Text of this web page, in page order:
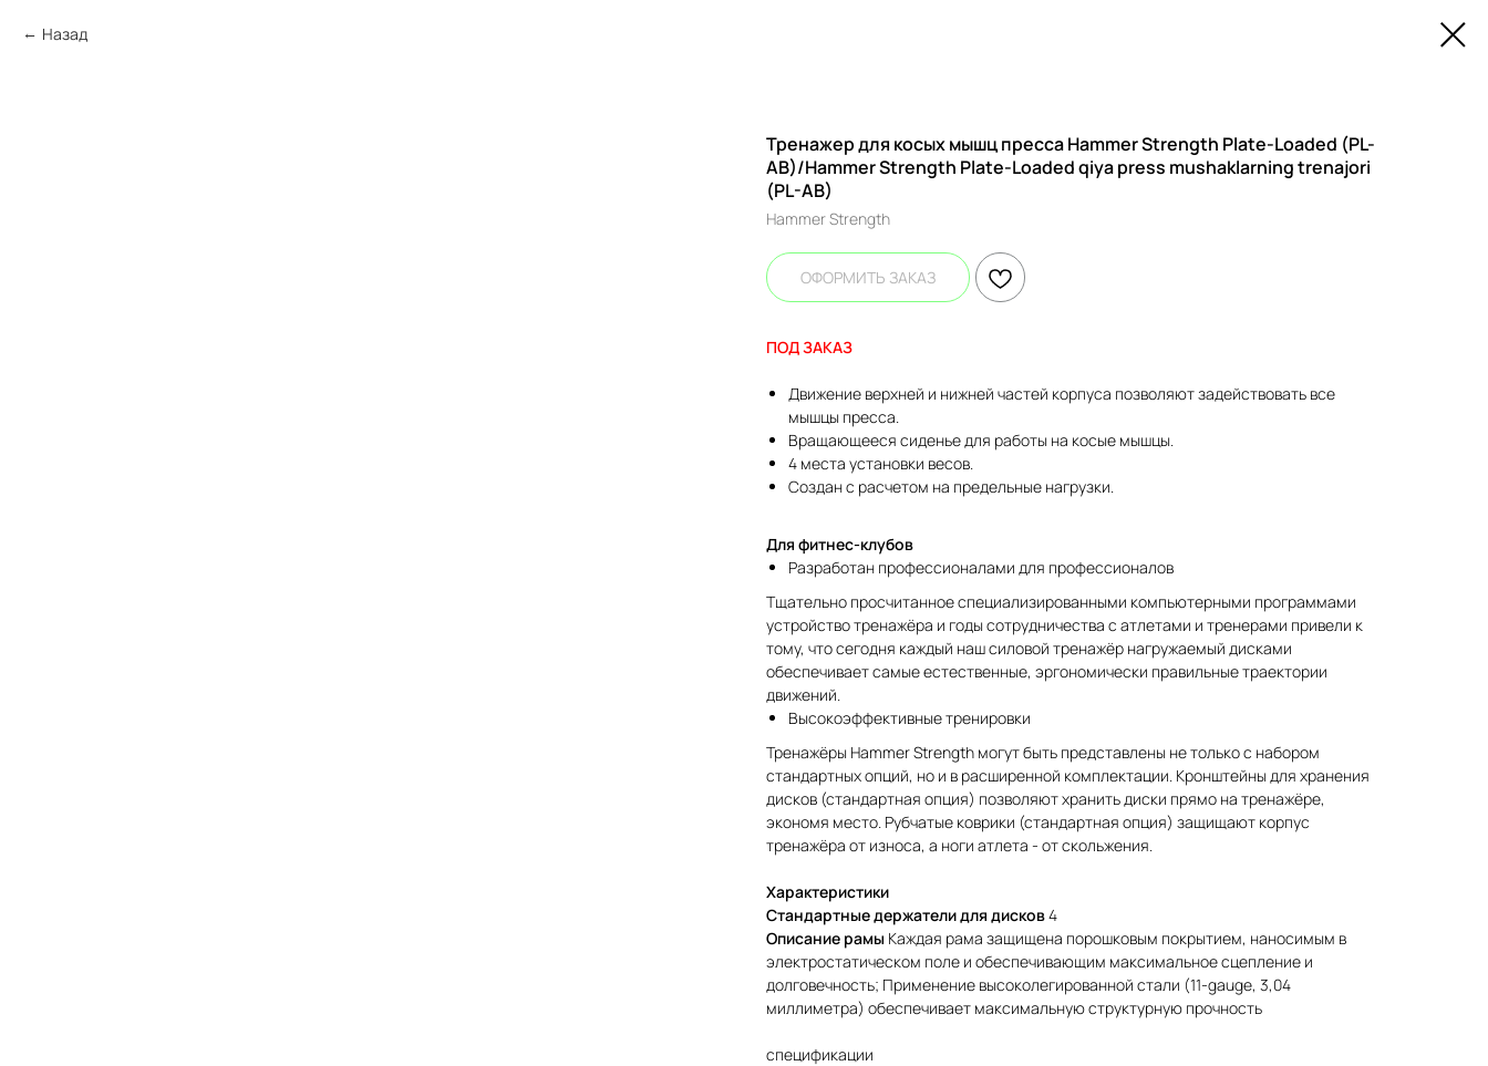
Назад
Тренажер для косых мышц пресса Hammer Strength Plate-Loaded (PL-
AB)/Hammer Strength Plate-Loaded qiya press mushaklarning trenajori
(PL-AB)
Hammer Strength
ОФОРМИТЬ ЗАКАЗ
ПОД ЗАКАЗ
Движение верхней и нижней частей корпуса позволяют задействовать все
мышцы пресса.
Вращающееся сиденье для работы на косые мышцы.
4 места установки весов.
Создан с расчетом на предельные нагрузки.
Для фитнес-клубов
Разработан профессионалами для профессионалов
Тщательно просчитанное специализированными компьютерными программами
устройство тренажёра и годы сотрудничества с атлетами и тренерами привели к
тому, что сегодня каждый наш силовой тренажёр нагружаемый дисками
обеспечивает самые естественные, эргономически правильные траектории
движений.
Высокоэффективные тренировки
Тренажёры Hammer Strength могут быть представлены не только с набором
стандартных опций, но и в расширенной комплектации. Кронштейны для хранения
дисков (стандартная опция) позволяют хранить диски прямо на тренажёре,
экономя место. Рубчатые коврики (стандартная опция) защищают корпус
тренажёра от износа, а ноги атлета - от скольжения.
Характеристики
Стандартные держатели для дисков4
Описание рамы Каждая рама защищена порошковым покрытием, наносимым в
электростатическом поле и обеспечивающим максимальное сцепление и
долговечность; Применение высоколегированной стали (11-gauge, 3,04
миллиметра) обеспечивает максимальную структурную прочность
спецификации